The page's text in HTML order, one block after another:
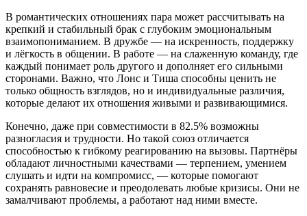
В романтических отношениях пара может рассчитывать на
крепкий и стабильный брак с глубоким эмоциональным
взаимопониманием. В дружбе — на искренность, поддержку
и лёгкость в общении. В работе — на слаженную команду, где
каждый понимает роль другого и дополняет его сильными
сторонами. Важно, что Лонс и Тиша способны ценить не
только общность взглядов, но и индивидуальные различия,
которые делают их отношения живыми и развивающимися.
Конечно, даже при совместимости в 82.5% возможны
разногласия и трудности. Но такой союз отличается
способностью к гибкому реагированию на вызовы. Партнёры
обладают личностными качествами — терпением, умением
слушать и идти на компромисс, — которые помогают
сохранять равновесие и преодолевать любые кризисы. Они не
замалчивают проблемы, а работают над ними вместе.